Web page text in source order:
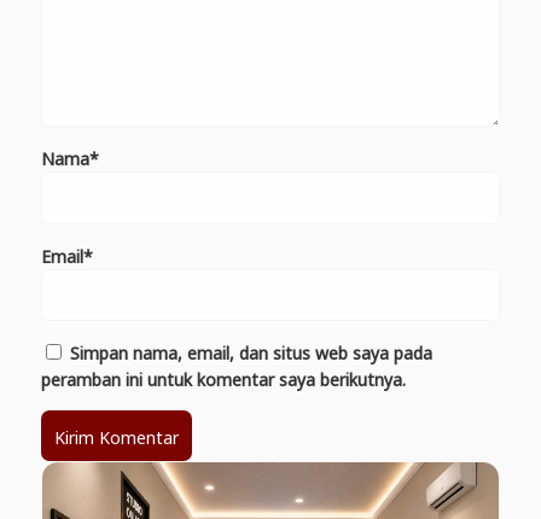
Nama*
Email*
Simpan nama, email, dan situs web saya pada
peramban ini untuk komentar saya berikutnya.